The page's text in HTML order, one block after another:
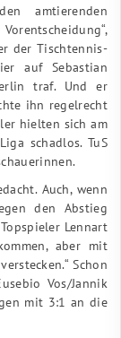
amtierenden
der Tischtennis-
auf Sebastian
traf. Und er
ihn regelrecht
hielten sich am
schadlos. TuS
Auch, wenn
den Abstieg
Lennart
aber mit
Schon
Vos/Jannik
mit 3:1 an die